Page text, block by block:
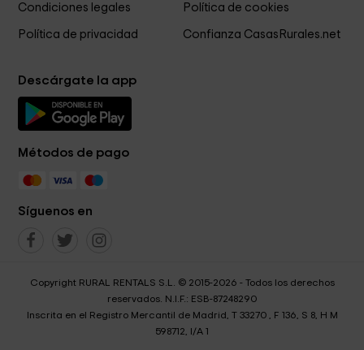
Condiciones legales
Política de cookies
Política de privacidad Confianza CasasRurales.net
Descárgate la app
Métodos de pago
Síguenos en
Copyright RURAL RENTALS S.L. © 2015-2026 - Todos los derechos
reservados. N.I.F.: ESB-87248290
Inscrita en el Registro Mercantil de Madrid, T 33270 , F 136, S 8, H M
598712, I/A 1